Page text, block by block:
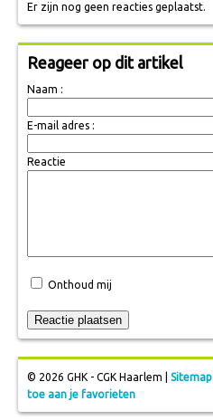
Er zijn nog geen reacties geplaatst.
Reageer op dit artikel
Naam :
E-mail adres :
Reactie
Onthoud mij
© 2026 GHK - CGK Haarlem | Sitemap
toe aan je favorieten